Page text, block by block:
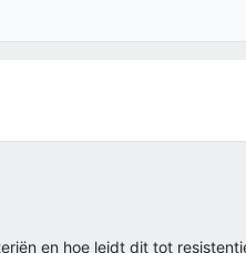
en hoe leidt dit tot